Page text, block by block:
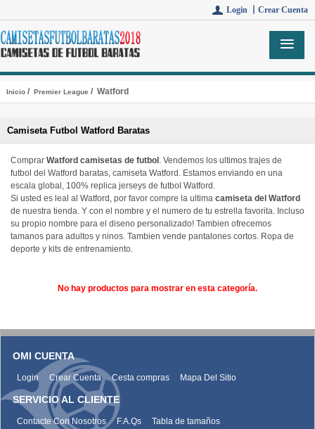
Login 丨 Crear Cuenta
Inicio/ Premier League / Watford
Camiseta Futbol Watford Baratas
Comprar Watford camisetas de futbol . Vendemos los ultimos trajes de
futbol del Watford baratas, camiseta Watford. Estamos enviando en una
escala global, 100% replica jerseys de futbol Watford.
Si usted es leal al Watford, por favor compre la ultima camiseta del Watford
de nuestra tienda. Y con el nombre y el numero de tu estrella favorita. Incluso
su propio nombre para el diseno personalizado! Tambien ofrecemos
tamanos para adultos y ninos. Tambien vende pantalones cortos. Ropa de
deporte y kits de entrenamiento.
No hay productos para mostrar en esta categoría.
OMI CUENTA
Login Crear Cuenta Cesta compras Mapa Del Sitio
SERVICIO AL CLIENTE
Contacte Con Nosotros F.A.Qs
Tabla de tamaños